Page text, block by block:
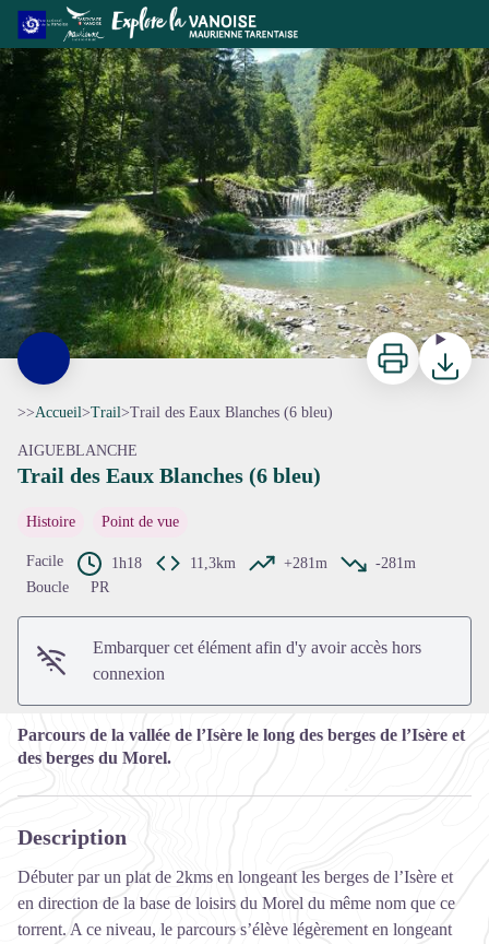
Trail des Eaux Blanches (6 bleu)
ccva
Imprimer
>>Accueil>Trail>Trail des Eaux Blanches (6 bleu)
AIGUEBLANCHE
Trail des Eaux Blanches (6 bleu)
Histoire Point de vue
Facile 1h18 11,3km +281m
-281m
Boucle
PR
Embarquer cet élément afin d'y avoir accès hors
connexion
Parcours de la vallée de l’Isère le long des berges de l’Isère et
des berges du Morel.
Description
Débuter par un plat de 2kms en longeant les berges de l’Isère et
en direction de la base de loisirs du Morel du même nom que ce
torrent. A ce niveau, le parcours s’élève légèrement en longeant